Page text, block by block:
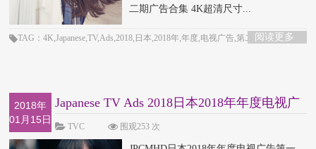
二期广告合集 4K超清尺寸...
阅读更多
TAG：4K,Japanese,TV,Ads,2018,日本,2018年,年度,电视广告,第二弹
2018年
01月15日
Japanese TV Ads 2018日本2018年年度电视广
告第一弹
TVC 围观253 次